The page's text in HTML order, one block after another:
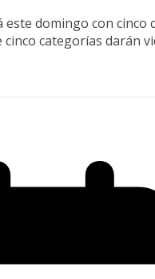
este domingo con cinco
cinco categorías darán